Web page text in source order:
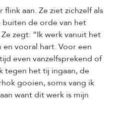
aan. Ze ziet zichzelf als
de orde van het
zegt: “Ik werk vanuit het
vooral hart. Voor een
even vanzelfsprekend of
tegen het tij ingaan, de
gooien, soms vang ik
want dit werk is mijn